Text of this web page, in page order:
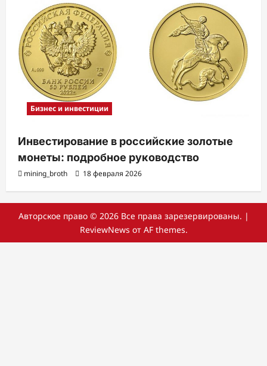
Бизнес и инвестиции
Инвестирование в российские золотые
монеты: подробное руководство
mining_broth 18 февраля 2026
Авторское право © 2026 Все права зарезервированы. |
ReviewNews от AF themes.